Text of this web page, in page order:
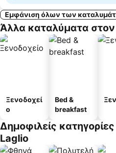
Εμφάνιση όλων των
Άλλα καταλύματα
Ξενοδοχεί
ο
Bed &
breakfast
Δημοφιλείς
Laglio